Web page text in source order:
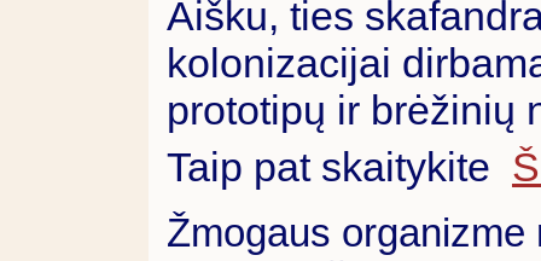
Aišku, ties
kolonizacijai
prototipų ir brėžinių
Taip pat skaitykite
Žmogaus